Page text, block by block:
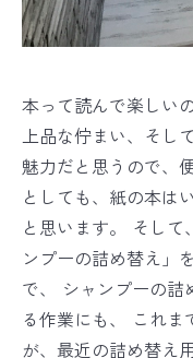
本って読んで楽しい
上品な佇まい、そし
魅力だと思うので、
としても、紙の本は
と思います。 そして
ンプーの詰め替え」
で、 シャンプーの詰
る作業にも、 これま
が、最近の詰め替え